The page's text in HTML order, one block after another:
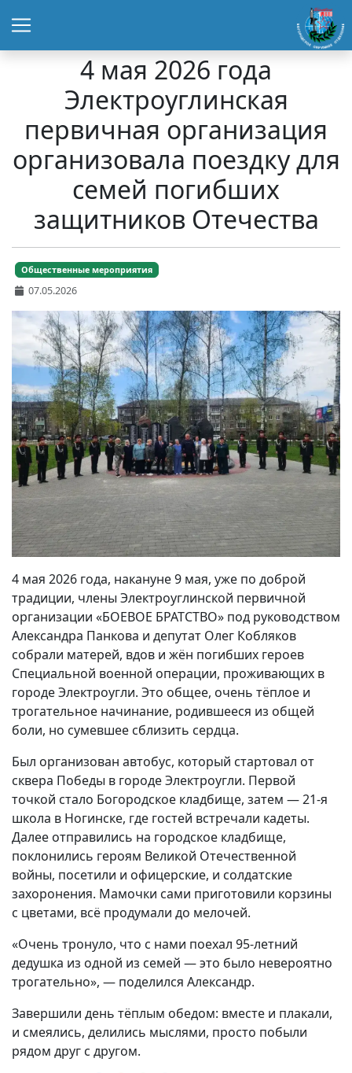
4 мая 2026 года
Электроуглинская
первичная организация
организовала поездку для
семей погибших
защитников Отечества
Общественные мероприятия
07.05.2026
4 мая 2026 года, накануне 9 мая, уже по доброй
традиции, члены Электроуглинской первичной
организации «БОЕВОЕ БРАТСТВО» под руководством
Александра Панкова и депутат Олег Кобляков
собрали матерей, вдов и жён погибших героев
Специальной военной операции, проживающих в
городе Электроугли. Это общее, очень тёплое и
трогательное начинание, родившееся из общей
боли, но сумевшее сблизить сердца.
Был организован автобус, который стартовал от
сквера Победы в городе Электроугли. Первой
точкой стало Богородское кладбище, затем — 21-я
школа в Ногинске, где гостей встречали кадеты.
Далее отправились на городское кладбище,
поклонились героям Великой Отечественной
войны, посетили и офицерские, и солдатские
захоронения. Мамочки сами приготовили корзины
с цветами, всё продумали до мелочей.
«Очень тронуло, что с нами поехал 95-летний
дедушка из одной из семей — это было невероятно
трогательно», — поделился Александр.
Завершили день тёплым обедом: вместе и плакали,
и смеялись, делились мыслями, просто побыли
рядом друг с другом.